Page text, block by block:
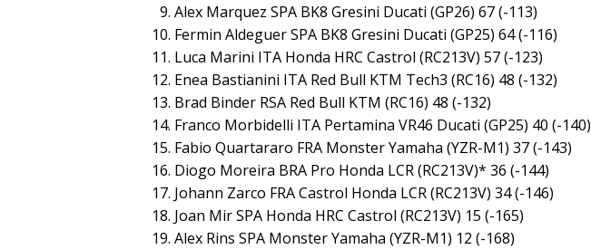
Alex Marquez SPA BK8 Gresini Ducati (GP26) 67 (-113)
Fermin Aldeguer SPA BK8 Gresini Ducati (GP25) 64 (-116)
Luca Marini ITA Honda HRC Castrol (RC213V) 57 (-123)
Enea Bastianini ITA Red Bull KTM Tech3 (RC16) 48 (-132)
Brad Binder RSA Red Bull KTM (RC16) 48 (-132)
Franco Morbidelli ITA Pertamina VR46 Ducati (GP25) 40 (-140)
Fabio Quartararo FRA Monster Yamaha (YZR-M1) 37 (-143)
Diogo Moreira BRA Pro Honda LCR (RC213V)* 36 (-144)
Johann Zarco FRA Castrol Honda LCR (RC213V) 34 (-146)
Joan Mir SPA Honda HRC Castrol (RC213V) 15 (-165)
Alex Rins SPA Monster Yamaha (YZR-M1) 12 (-168)